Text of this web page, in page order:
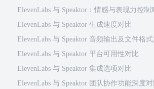
ElevenLabs 与 Speaktor：情感与表现力控制
ElevenLabs 与 Speaktor 生成速度对比
ElevenLabs 与 Speaktor 音频输出及文件格
ElevenLabs 与 Speaktor 平台可用性对比
ElevenLabs 与 Speaktor 集成选项对比
ElevenLabs 与 Speaktor 团队协作功能深度